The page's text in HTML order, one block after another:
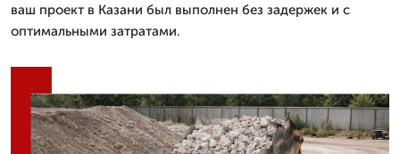
ваш проект в Казани был выполнен без задержек и с
оптимальными затратами.